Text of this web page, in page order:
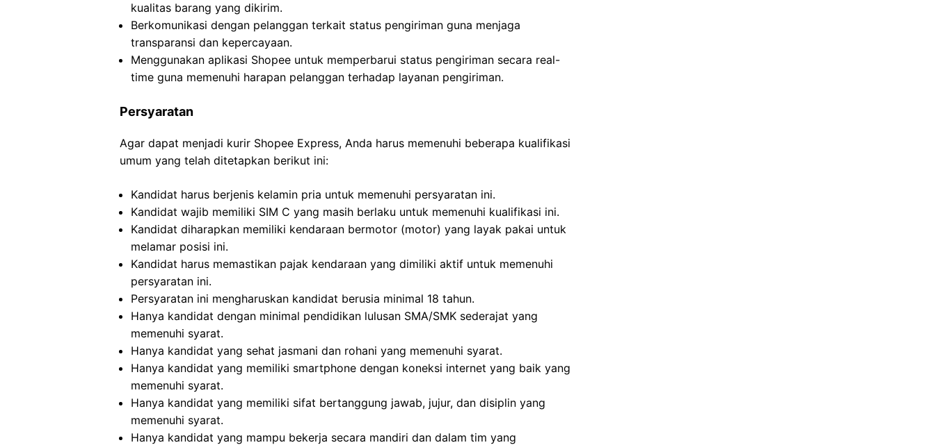
kualitas barang yang dikirim.
Berkomunikasi dengan pelanggan terkait status pengiriman guna menjaga
transparansi dan kepercayaan.
Menggunakan aplikasi Shopee untuk memperbarui status pengiriman secara real-
time guna memenuhi harapan pelanggan terhadap layanan pengiriman.
Persyaratan
Agar dapat menjadi kurir Shopee Express, Anda harus memenuhi beberapa kualifikasi
umum yang telah ditetapkan berikut ini:
Kandidat harus berjenis kelamin pria untuk memenuhi persyaratan ini.
Kandidat wajib memiliki SIM C yang masih berlaku untuk memenuhi kualifikasi ini.
Kandidat diharapkan memiliki kendaraan bermotor (motor) yang layak pakai untuk
melamar posisi ini.
Kandidat harus memastikan pajak kendaraan yang dimiliki aktif untuk memenuhi
persyaratan ini.
Persyaratan ini mengharuskan kandidat berusia minimal 18 tahun.
Hanya kandidat dengan minimal pendidikan lulusan SMA/SMK sederajat yang
memenuhi syarat.
Hanya kandidat yang sehat jasmani dan rohani yang memenuhi syarat.
Hanya kandidat yang memiliki smartphone dengan koneksi internet yang baik yang
memenuhi syarat.
Hanya kandidat yang memiliki sifat bertanggung jawab, jujur, dan disiplin yang
memenuhi syarat.
Hanya kandidat yang mampu bekerja secara mandiri dan dalam tim yang